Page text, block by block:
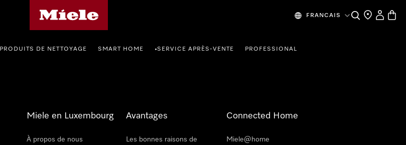
FRANCAIS Recherche
MesPanier
PRODUITS DE NETTOYAGE SMART HOME •SERVICE APRÈS-VENTE PROFESSIONAL
Miele en Luxembourg
À propos de nous
Avantages
Les bonnes raisons de
Connected Home
Miele@home